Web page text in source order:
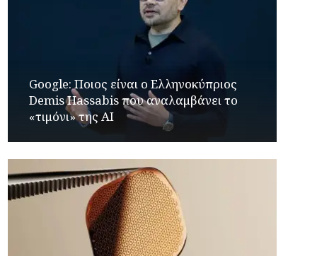
Google: Ποιος είναι ο Ελληνοκύπριος
Demis Hassabis που αναλαμβάνει το
«τιμόνι» της ΑΙ